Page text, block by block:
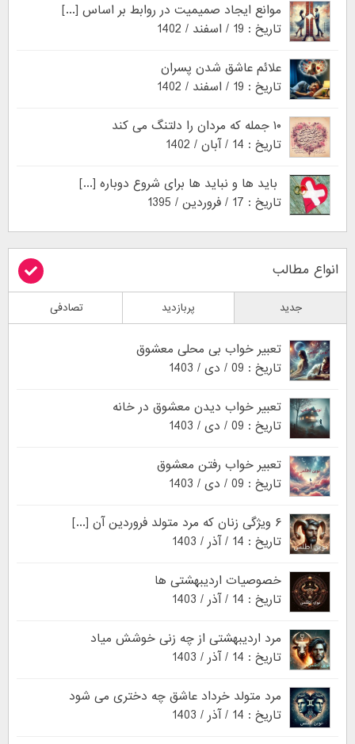
موانع ایجاد صمیمیت در روابط بر اساس [...]
تاریخ : 19 / اسفند / 1402
علائم عاشق شدن پسران
تاریخ : 19 / اسفند / 1402
۱۰ جمله که مردان را دلتنگ می کند
تاریخ : 14 / آبان / 1402
باید ها و نباید ها برای شروع دوباره [...]
تاریخ : 17 / فروردین / 1395
انواع مطالب
جدید پربازدید تصادفی
تعبیر خواب بی محلی معشوق
تاریخ : 09 / دی / 1403
تعبیر خواب دیدن معشوق در خانه
تاریخ : 09 / دی / 1403
تعبیر خواب رفتن معشوق
تاریخ : 09 / دی / 1403
۶ ویژگی زنان که مرد متولد فروردین آن [...]
تاریخ : 14 / آذر / 1403
خصوصیات اردیبهشتی ها
تاریخ : 14 / آذر / 1403
مرد اردیبهشتی از چه زنی خوشش میاد
تاریخ : 14 / آذر / 1403
مرد متولد خرداد عاشق چه دختری می شود
تاریخ : 14 / آذر / 1403